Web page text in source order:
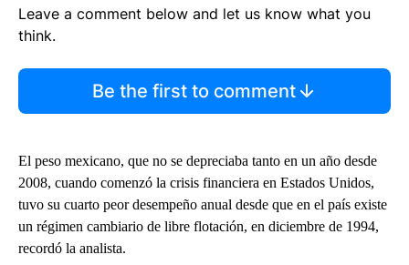
Leave a comment below and let us know what you
think.
Be the first to comment
El peso mexicano, que no se depreciaba tanto en un año desde
2008, cuando comenzó la crisis financiera en Estados Unidos,
tuvo su cuarto peor desempeño anual desde que en el país existe
un régimen cambiario de libre flotación, en diciembre de 1994,
recordó la analista.